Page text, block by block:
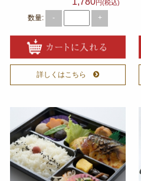
円(税込)
数量: - +
詳しくはこちら